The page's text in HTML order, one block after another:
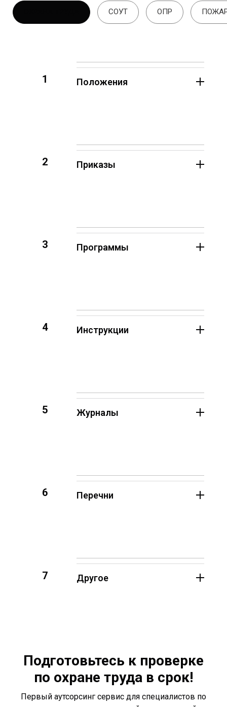
СОУТ ОПР
1 Положения
2 Приказы
3 Программы
4 Инструкции
5 Журналы
6 Перечни
7 Другое
Подготовьтесь к проверке
по охране труда в срок!
Первый аутсорсинг сервис для специалистов по